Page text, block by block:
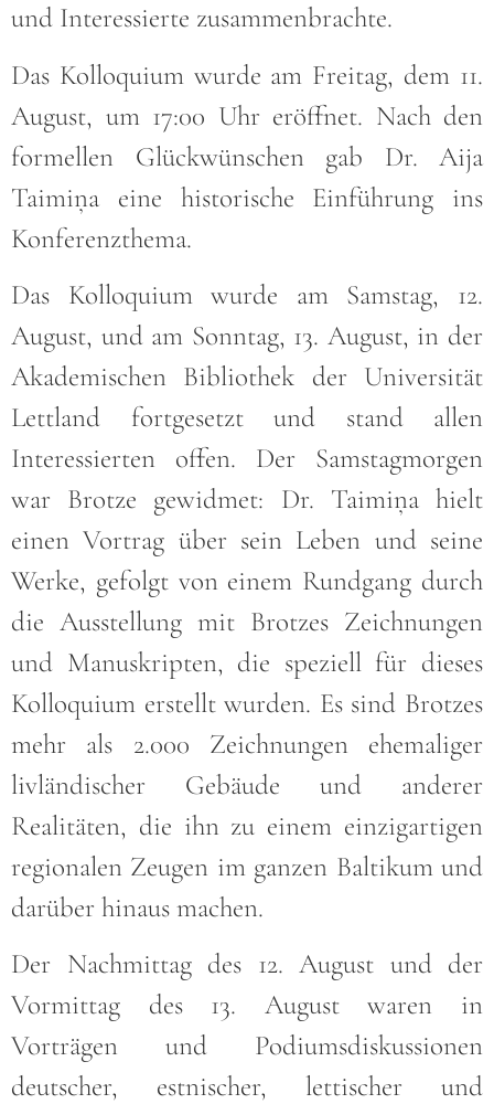
und Interessierte zusammenbrachte.
Das Kolloquium wurde am Freitag, dem 11.
August, um 17:00 Uhr eröffnet. Nach den
formellen Glückwünschen gab Dr. Aija
Taimiņa eine historische Einführung ins
Konferenzthema.
Das Kolloquium wurde am Samstag, 12.
August, und am Sonntag, 13. August, in der
Akademischen Bibliothek der Universität
Lettland fortgesetzt und stand allen
Interessierten offen. Der Samstagmorgen
war Brotze gewidmet: Dr. Taimiņa hielt
einen Vortrag über sein Leben und seine
Werke, gefolgt von einem Rundgang durch
die Ausstellung mit Brotzes Zeichnungen
und Manuskripten, die speziell für dieses
Kolloquium erstellt wurden. Es sind Brotzes
mehr als 2.000 Zeichnungen ehemaliger
livländischer Gebäude und anderer
Realitäten, die ihn zu einem einzigartigen
regionalen Zeugen im ganzen Baltikum und
darüber hinaus machen.
Der Nachmittag des 12. August und der
Vormittag des 13. August waren in
Vorträgen und Podiumsdiskussionen
deutscher, estnischer, lettischer und